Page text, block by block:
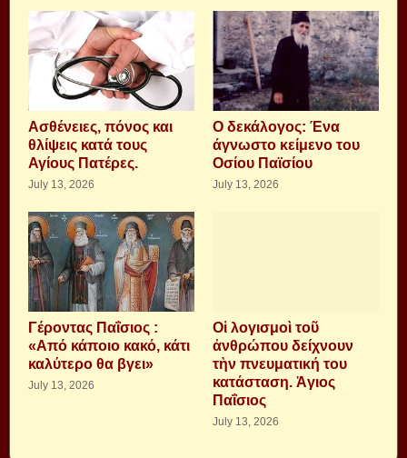
Aσθένειες, πόνος και
θλίψεις κατά τους
Αγίους Πατέρες.
July 13, 2026
Ο δεκάλογος: Ένα
άγνωστο κείμενο του
Οσίου Παϊσίου
July 13, 2026
Γέροντας Παΐσιος :
«Από κάποιο κακό, κάτι
καλύτερο θα βγει»
July 13, 2026
Οἱ λογισμοὶ τοῦ
ἀνθρώπου δείχνουν
τὴν πνευματική του
κατάσταση. Ἁγιος
Παΐσιος
July 13, 2026